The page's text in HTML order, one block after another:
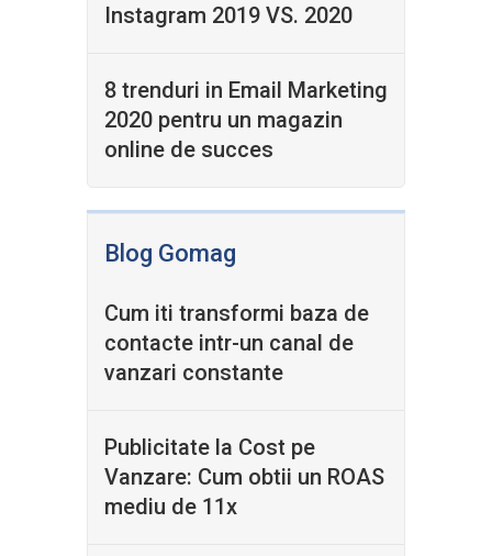
Instagram 2019 VS. 2020
8 trenduri in Email Marketing
2020 pentru un magazin
online de succes
Blog Gomag
Cum iti transformi baza de
contacte intr-un canal de
vanzari constante
Publicitate la Cost pe
Vanzare: Cum obtii un ROAS
mediu de 11x